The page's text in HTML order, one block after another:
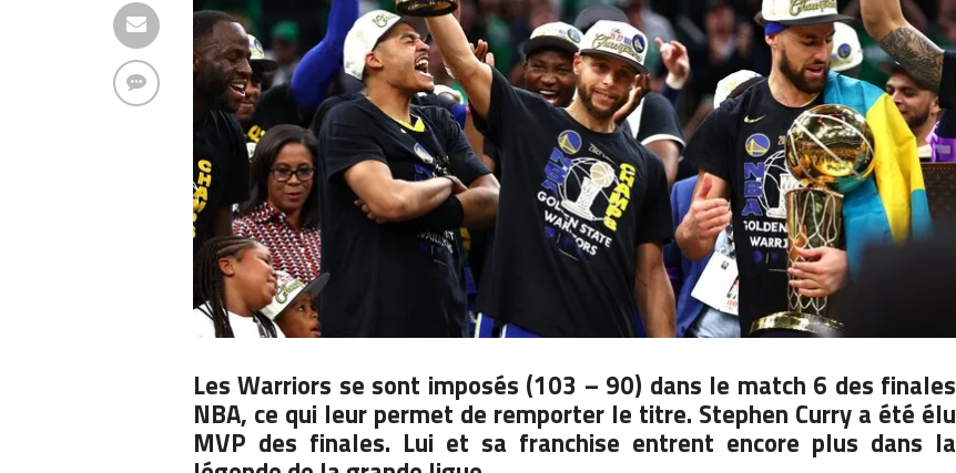
Les Warriors se sont imposés (103 – 90) dans le match 6 des finales
NBA, ce qui leur permet de remporter le titre. Stephen Curry a été élu
MVP des finales. Lui et sa franchise entrent encore plus dans la